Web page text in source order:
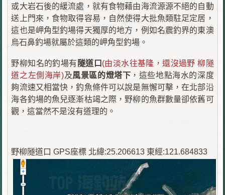
或大岩石後的緩流處，就有食物藉由海流源源不絕的自動
送上門來，食物取得容易，自然使得大批魚類駐足定居，
這也是岬角型釣場得天獨厚的地方，例如名震釣界的東澳
烏石鼻釣場就屬於這類的岬角型釣場。
野柳知名的釣場有 隧道口 (由淡水往基隆，還沒過野 柳隧
道之左側海岸)及風景區的燈塔下 ，這些地點海水的深度
夠流速又相當快，釣魚條件可以說是無懈可擊，在北部沿
海各釣場的魚兒逐漸枯竭之際，野柳的魚群數量卻依舊可
觀，這當然不是沒有道理的。
野柳隧道口 GPS座標 北緯:25.206613 東經:121.684833